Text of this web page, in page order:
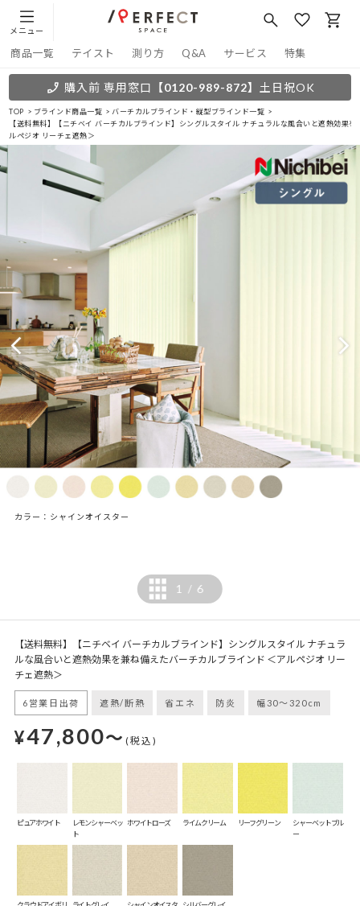
メニュー
商品一覧 テイスト 測り方 Q&A サービス 特集
購入前 専用窓口 【0120-989-872】 土日祝OK
TOP ブラインド商品一覧
バーチカルブラインド・縦型ブラインド一覧
【送料無料】【ニチベイ バーチカルブラインド】シングルスタイル ナチュラルな風合いと遮熱効果
ルペジオ リーチェ遮熱＞
カラー：シャインオイスター
1 / 6
【送料無料】【ニチベイ バーチカルブラインド】シングルスタイル ナチュラ
ルな風合いと遮熱効果を兼ね備えたバーチカルブラインド ＜アルペジオ リー
チェ遮熱＞
6営業日出荷 遮熱/断熱 省エネ 防炎 幅30～320cm
¥47,800～ (税込)
ピュアホワイト
レモンシャーベッ
ト
ホワイトローズ ライムクリーム リーフグリーン
シャーベットブル
ー